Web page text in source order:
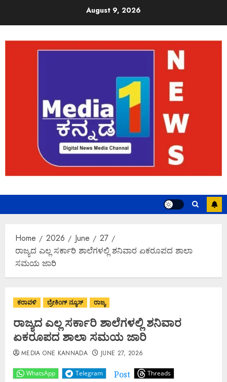
August 9, 2026
Home 2026 June
27
ರಾಜ್ಯದ ಎಲ್ಲ ಸರ್ಕಾರಿ ಶಾಲೆಗಳಲ್ಲಿ ಶನಿವಾರ ಏಕರೂಪದ ಶಾಲಾ
ಸಮಯ ಜಾರಿ
ಕರಾವಳಿ ಬ್ರೇಕಿಂಗ್ ನ್ಯೂಸ್ ರಾಜ್ಯ
ರಾಜ್ಯದ ಎಲ್ಲ ಸರ್ಕಾರಿ ಶಾಲೆಗಳಲ್ಲಿ ಶನಿವಾರ
ಏಕರೂಪದ ಶಾಲಾ ಸಮಯ ಜಾರಿ
WhatsApp Telegram Post Threads
MEDIA ONE KANNADA JUNE 27, 2026